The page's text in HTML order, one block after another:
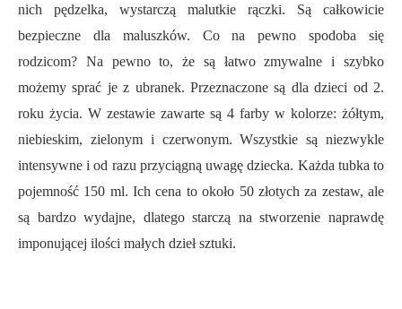
nich pędzelka, wystarczą malutkie rączki. Są całkowicie
bezpieczne dla maluszków. Co na pewno spodoba się
rodzicom? Na pewno to, że są łatwo zmywalne i szybko
możemy sprać je z ubranek. Przeznaczone są dla dzieci od 2.
roku życia. W zestawie zawarte są 4 farby w kolorze: żółtym,
niebieskim, zielonym i czerwonym. Wszystkie są niezwykle
intensywne i od razu przyciągną uwagę dziecka. Każda tubka to
pojemność 150 ml. Ich cena to około 50 złotych za zestaw, ale
są bardzo wydajne, dlatego starczą na stworzenie naprawdę
imponującej ilości małych dzieł sztuki.